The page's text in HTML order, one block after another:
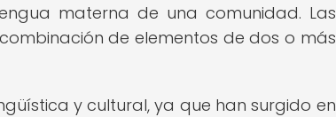
materna de una comunidad. Las
de elementos de dos o más
y cultural, ya que han surgido en